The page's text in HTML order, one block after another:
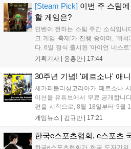
'마블 투혼: 파이팅 소울즈'와 레
리'도 스팀에 정식 출시되었습니다....
[Steam Pick] 이번 주 스팀
할 게임은?
인벤이 전하는 스팀 주간 소식입니
크 게임 축제'가 진행 중이며, '위
다. 6일 정식 출시된 '아이언 네스
세어 코브'가 호평받고 있습니다.
다. 유비소프트의 '고스트리콘: 와
데이트 '라스트 라이츠'와 함께 95%
기획기사 | 윤홍만 17:44
30주년 기념! '페르소나' 애
세가퍼블리싱코리아가 페르소나
이션을 유튜브에서 무료 공개합니
편을 시작으로, 8월 18일부터 9월
월 15일부터 10월 14일까지 페르
영상 및 대형 전광판에 소개될 예정
게임뉴스 | 김규만 17:21
한국e스포츠협회, e스포츠
한국e스포츠협회가 한국 도자기